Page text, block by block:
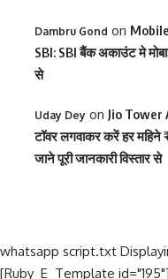
Dambru Gond on
SBI: SBI बैंक अकाउंट मे
से
Uday Dey on Jio Tower
टॉवर लगवाकर करें हर महिने
जाने पूरी जानकारी विस्तार से
whatsapp script.txt
[Ruby_E_Template id="195"]